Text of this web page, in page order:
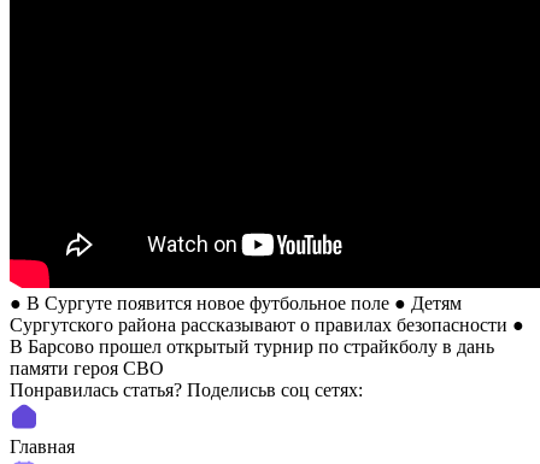
● В Сургуте появится новое футбольное поле ● Детям
Сургутского района рассказывают о правилах безопасности ●
В Барсово прошел открытый турнир по страйкболу в дань
памяти героя СВО
Понравилась статья? Поделиcьв соц сетях:
Главная